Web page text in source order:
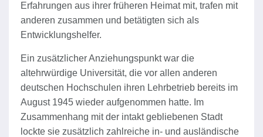
Erfahrungen aus ihrer früheren Heimat mit, trafen mit
anderen zusammen und betätigten sich als
Entwicklungshelfer.
Ein zusätzlicher Anziehungspunkt war die
altehrwürdige Universität, die vor allen anderen
deutschen Hochschulen ihren Lehrbetrieb bereits im
August 1945 wieder aufgenommen hatte. Im
Zusammenhang mit der intakt gebliebenen Stadt
lockte sie zusätzlich zahlreiche in- und ausländische